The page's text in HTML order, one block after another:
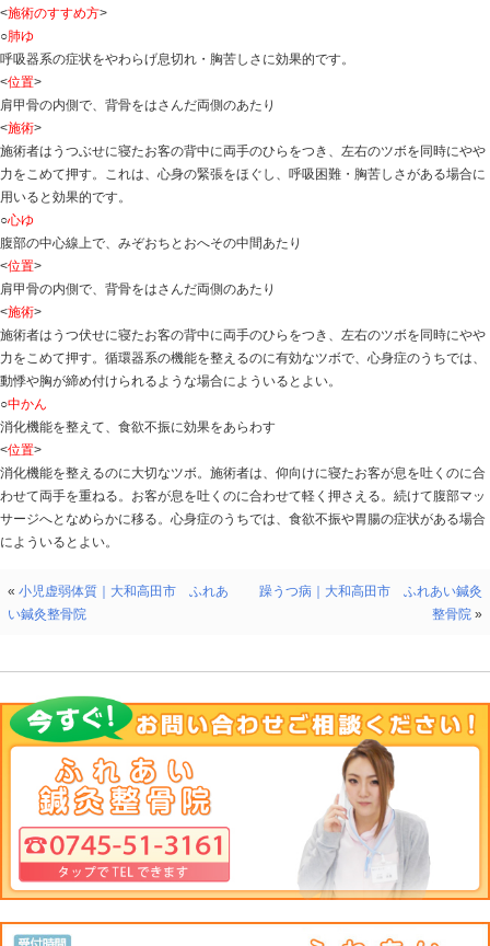
<症状
心理的・精神的要因が強く関係している体の症状を心身
の悩みや不安感、精神的疲労、ストレスなどが原因とな
というわけです。腹痛、食欲不振、下痢、便秘、頭痛、
毛など、症状のあらわれ方は実にさまざまです。
<施術のポイント
ツボ療法ではかく症状をやわらげるとともに心身を丈夫
循環器系の症状の暖和には背中の心ゆ、胸のだん中、み
会、手の神門を中心にした施術を、呼吸器系の症状には
府、手の孔最を中心にした施術をおｋないます。また、
る場合は、背中の脾ゆ、胃ゆ、腹部の中かん、足の三里
します。
<施術のすすめ方>
○肺ゆ
呼吸器系の症状をやわらげ息切れ・胸苦しさに効果的で
< 位置 >
<施術>
力をこめて押す。これは、心身の緊張をほぐし、呼吸困
用いると効果的です。
○心ゆ
腹部の中心線上で、みぞおちとおへその中間あたり
位置>
肩甲骨の内側で、背骨をはさんだ両側のあたり
施術>
施術者はうつ伏せに寝たお客の背中に両手のひらをつき
力をこめて押す。循環器系の機能を整えるのに有効なツ